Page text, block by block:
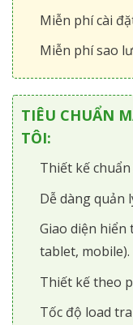
Miễn phí cài
Miễn phí sao
TIÊU CHUẨN
TÔI:
Thiết kế chuẩn
Dễ dàng quản
Giao diện hiển
tablet, mobile).
Thiết kế theo
Tốc độ load